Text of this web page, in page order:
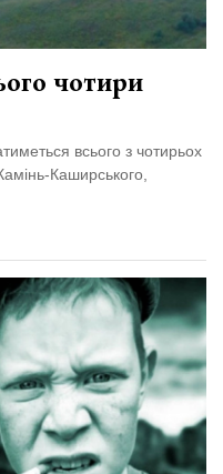
чотири
всього з чотирьох
Каширського,